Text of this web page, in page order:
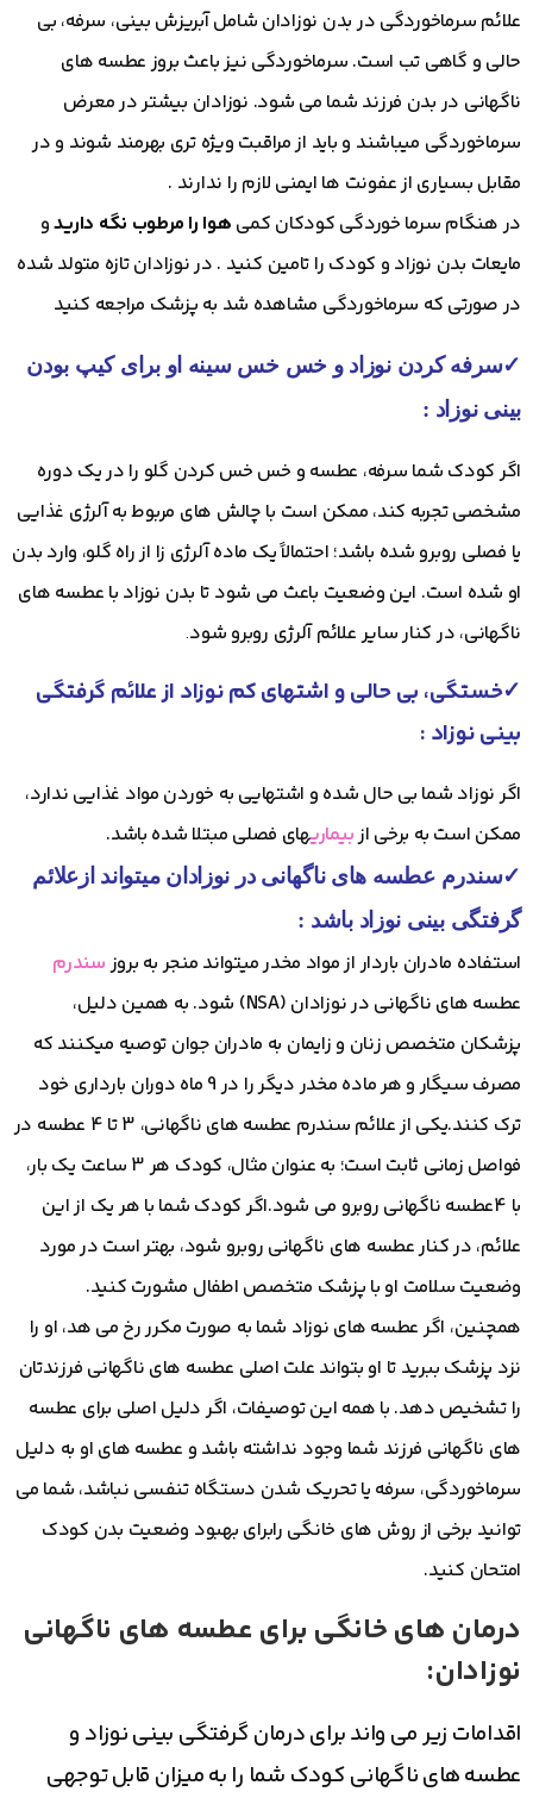
علائم سرماخوردگی در بدن نوزادان شامل آبریزش بینی، سرفه، بی
حالی و گاهی تب است. سرماخوردگی نیز باعث بروز عطسه های
ناگهانی در بدن فرزند شما می شود. نوزادان بیشتر در معرض
سرماخوردگی میباشند و باید از مراقبت ویژه تری بهرمند شوند و در
مقابل بسیاری از عفونت ها ایمنی لازم را ندارند .
در هنگام سرما خوردگی کودکان کمی هوا را مرطوب نگه داریدو
مایعات بدن نوزاد و کودک را تامین کنید . در نوزادان تازه متولد شده
در صورتی که سرماخوردگی مشاهده شد به پزشک مراجعه کنید
✓سرفه کردن نوزاد و خس خس سینه او برای کیپ بودن
بینی نوزاد :
اگر کودک شما سرفه، عطسه و خس خس کردن گلو را در یک دوره
مشخصی تجربه کند، ممکن است با چالش های مربوط به آلرژی غذایی
یا فصلی روبرو شده باشد؛ احتمالاً یک ماده آلرژی زا از راه گلو، وارد بدن
او شده است. این وضعیت باعث می شود تا بدن نوزاد با عطسه های
ناگهانی، در کنار سایر علائم آلرژی روبرو شود.
✓خستگی، بی حالی و اشتهای کم نوزاد از علائم گرفتگی
بینی نوزاد :
اگر نوزاد شما بی حال شده و اشتهایی به خوردن مواد غذایی ندارد،
ممکن است به برخی ازبیماریهای فصلی مبتلا شده باشد.
✓سندرم عطسه های ناگهانی در نوزادان میتواند از علائم
گرفتگی بینی نوزاد باشد :
استفاده مادران باردار از مواد مخدر میتواند منجر به بروزسندرم
عطسه های ناگهانی در نوزادان (NSA) شود. به همین دلیل،
پزشکان متخصص زنان و زایمان به مادران جوان توصیه میکنند که
مصرف سیگار و هر ماده مخدر دیگر را در 9 ماه دوران بارداری خود
ترک کنند.یکی از علائم سندرم عطسه های ناگهانی، 3 تا 4 عطسه در
فواصل زمانی ثابت است؛ به عنوان مثال، کودک هر 3 ساعت یک بار،
با 4عطسه ناگهانی روبرو می شود.اگر کودک شما با هر یک از این
علائم، در کنار عطسه های ناگهانی روبرو شود، بهتر است در مورد
وضعیت سلامت او با پزشک متخصص اطفال مشورت کنید.
همچنین، اگر عطسه های نوزاد شما به صورت مکرر رخ می هد، او را
نزد پزشک ببرید تا او بتواند علت اصلی عطسه های ناگهانی فرزندتان
را تشخیص دهد. با همه این توصیفات، اگر دلیل اصلی برای عطسه
های ناگهانی فرزند شما وجود نداشته باشد و عطسه های او به دلیل
سرماخوردگی، سرفه یا تحریک شدن دستگاه تنفسی نباشد، شما می
توانید برخی از روش های خانگی رابرای بهبود وضعیت بدن کودک
امتحان کنید.
درمان های خانگی برای عطسه های ناگهانی
نوزادان:
اقدامات زیر می واند برای درمان گرفتگی بینی نوزاد و
عطسه های ناگهانی کودک شما را به میزان قابل توجهی